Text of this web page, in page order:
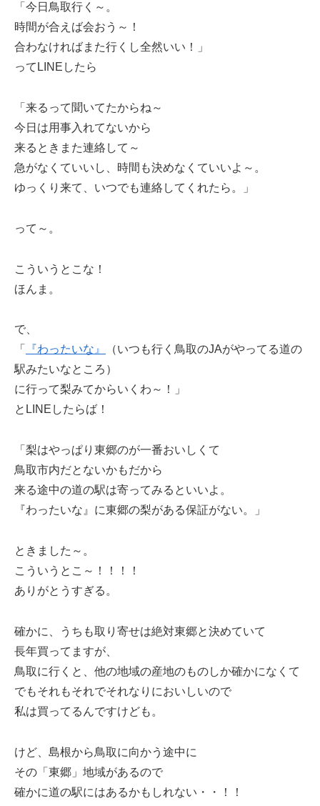
「今日鳥取行く～。
時間が合えば会おう～！
合わなければまた行くし全然いい！」
ってLINEしたら
「来るって聞いてたからね～
今日は用事入れてないから
来るときまた連絡して～
急がなくていいし、時間も決めなくていいよ～。
ゆっくり来て、いつでも連絡してくれたら。」
って～。
こういうとこな！
ほんま。
で、
「
『わったいな』
（いつも行く鳥取のJAがやってる道の
駅みたいなところ）
に行って梨みてからいくわ～！」
とLINEしたらば！
「梨はやっぱり東郷のが一番おいしくて
鳥取市内だとないかもだから
来る途中の道の駅は寄ってみるといいよ。
『わったいな』に東郷の梨がある保証がない。」
ときました～。
こういうとこ～！！！！
ありがとうすぎる。
確かに、うちも取り寄せは絶対東郷と決めていて
長年買ってますが、
鳥取に行くと、他の地域の産地のものしか確かになくて
でもそれもそれでそれなりにおいしいので
私は買ってるんですけども。
けど、島根から鳥取に向かう途中に
その「東郷」地域があるので
確かに道の駅にはあるかもしれない・・！！